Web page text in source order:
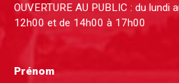
OUVERTURE AU PUBLIC : du lundi
12h00 et de 14h00 à 17h00
Prénom